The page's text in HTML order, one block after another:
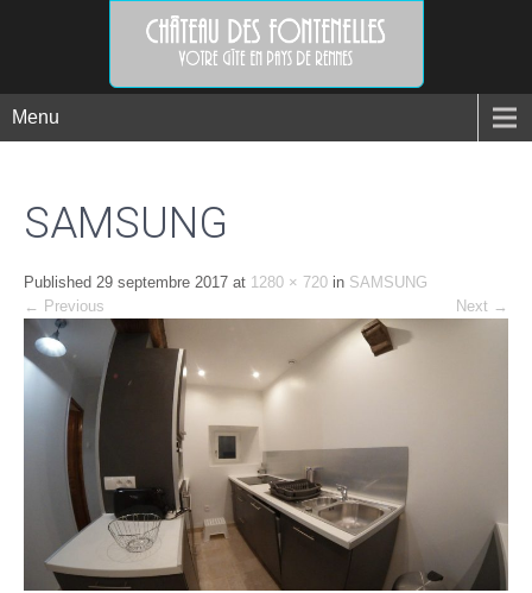
Menu
SAMSUNG
Published 29 septembre 2017 at 1280 × 720 in SAMSUNG
← Previous Next →